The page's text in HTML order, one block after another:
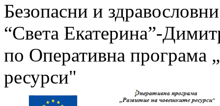
Безопасни и
“Света Екатерина”-
по Оперативна програма
ресурси"